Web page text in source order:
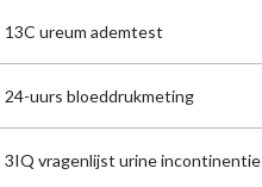
13C ureum ademtest
24-uurs bloeddrukmeting
3IQ vragenlijst urine incontinentie